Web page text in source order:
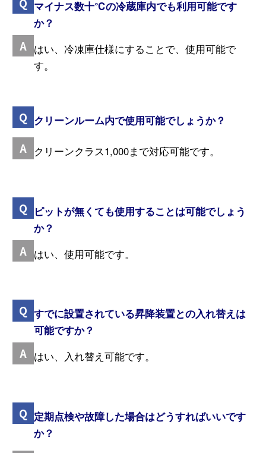
マイナス数十℃の冷蔵庫内でも利用可能です
か？
はい、冷凍庫仕様にすることで、使用可能で
す。
クリーンルーム内で使用可能でしょうか？
クリーンクラス1,000まで対応可能です。
ピットが無くても使用することは可能でしょう
か？
はい、使用可能です。
すでに設置されている昇降装置との入れ替えは
可能ですか？
はい、入れ替え可能です。
定期点検や故障した場合はどうすればいいです
か？